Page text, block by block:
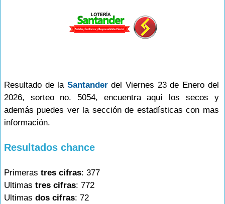
Resultado de la Santanderdel Viernes 23 de Enero del
2026, sorteo no. 5054, encuentra aquí los secos y
además puedes ver la sección de estadísticas con mas
información.
Resultados chance
Primeras tres cifras: 377
Ultimas tres cifras: 772
Ultimas dos cifras: 72